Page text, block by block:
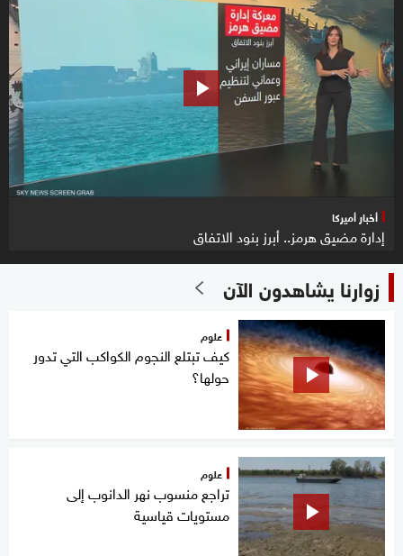
أخبار أميركا
إدارة مضيق هرمز.. أبرز بنود الاتفاق
زوارنا يشاهدون الآن
علوم
كيف تبتلع النجوم الكواكب التي تدور
حولها؟
علوم
تراجع منسوب نهر الدانوب إلى
مستويات قياسية